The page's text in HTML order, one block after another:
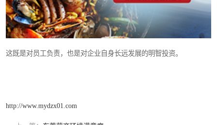
这既是对员工负责，也是对企业自身长远发展的明智投资。
http://www.mydzx01.com